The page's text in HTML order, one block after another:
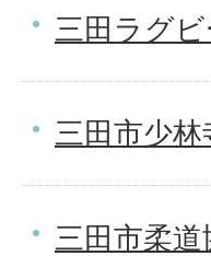
三田ラグ
三田市少
三田市柔道